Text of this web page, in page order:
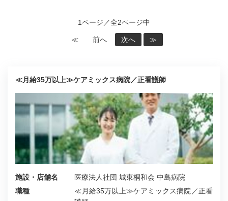
1ページ／全2ページ中
≪ 前へ 次へ ≫
≪月給35万以上≫ケアミックス病院／正看護師
施設・店舗名
医療法人社団 城東桐和会 中島病院
職種
≪月給35万以上≫ケアミックス病院／正看